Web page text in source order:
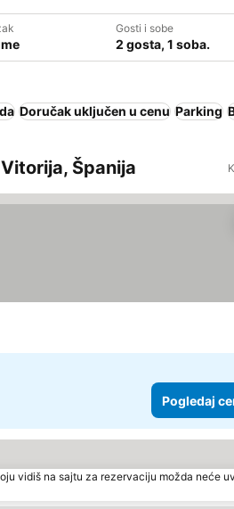
Gosti i sobe
2 gosta, 1 soba.
Doručak uključen u cenu Parking
Španija
Pogledaj
vidiš na sajtu za rezervaciju možda neće